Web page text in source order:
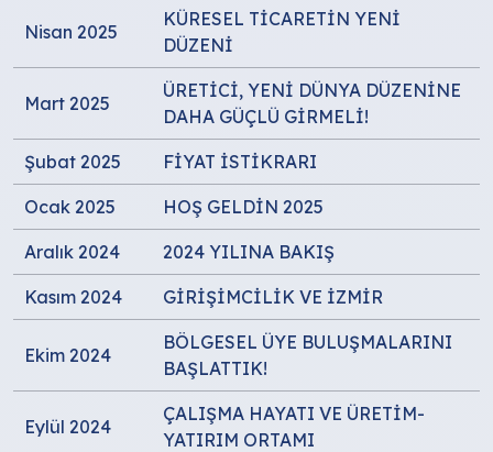
Nisan 2025
KÜRESEL TİCARETİN YENİ
DÜZENİ
Mart 2025
ÜRETİCİ, YENİ DÜNYA DÜZENİNE
DAHA GÜÇLÜ GİRMELİ!
Şubat 2025 FİYAT İSTİKRARI
Ocak 2025 HOŞ GELDİN 2025
Aralık 2024 2024 YILINA BAKIŞ
Kasım 2024 GİRİŞİMCİLİK VE İZMİR
Ekim 2024
BÖLGESEL ÜYE BULUŞMALARINI
BAŞLATTIK!
Eylül 2024
ÇALIŞMA HAYATI VE ÜRETİM-
YATIRIM ORTAMI